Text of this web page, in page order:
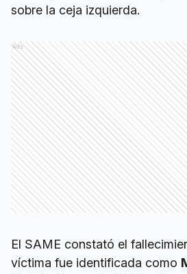
sobre la ceja izquierda.
Ads
El SAME constató el
víctima fue identificada como